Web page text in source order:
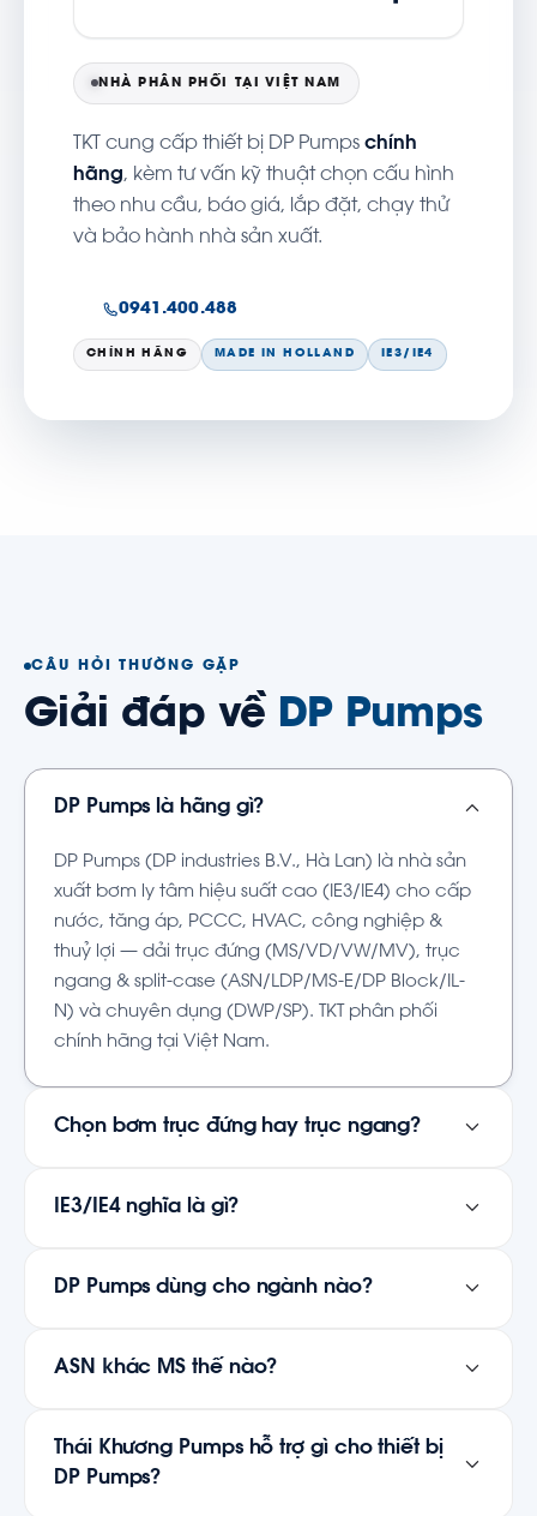
NHÀ PHÂN PHỐI TẠI VIỆT NAM
TKT cung cấp thiết bị DP Pumps chính
hãng, kèm tư vấn kỹ thuật chọn cấu hình
theo nhu cầu, báo giá, lắp đặt, chạy thử
và bảo hành nhà sản xuất.
0941.400.488
CHÍNH HÃNG MADE IN HOLLAND IE3/IE4
CÂU HỎI THƯỜNG GẶP
Giải đáp về DP Pumps
DP Pumps là hãng gì?
DP Pumps (DP industries B.V., Hà Lan) là nhà sản
xuất bơm ly tâm hiệu suất cao (IE3/IE4) cho cấp
nước, tăng áp, PCCC, HVAC, công nghiệp &
thuỷ lợi — dải trục đứng (MS/VD/VW/MV), trục
ngang & split-case (ASN/LDP/MS-E/DP Block/IL-
N) và chuyên dụng (DWP/SP). TKT phân phối
chính hãng tại Việt Nam.
Chọn bơm trục đứng hay trục ngang?
IE3/IE4 nghĩa là gì?
DP Pumps dùng cho ngành nào?
ASN khác MS thế nào?
Thái Khương Pumps hỗ trợ gì cho thiết bị
DP Pumps?